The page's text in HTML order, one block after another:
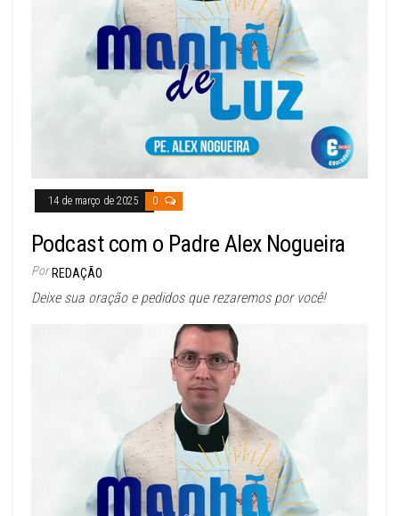
14 de março de 2025 0
Podcast com o Padre Alex Nogueira
Por REDAÇÃO
Deixe sua oração e pedidos que rezaremos por você!